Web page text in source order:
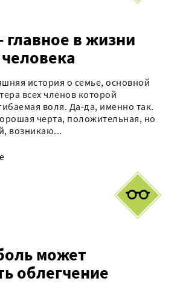
в жизни
история о семье, основной
всех членов которой
воля. Да-да, именно так.
черта, положительная, но
возникаю...
может
облегчение